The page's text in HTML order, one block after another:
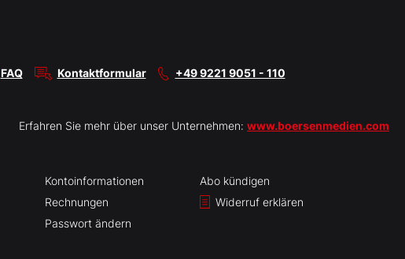
FAQ Kontaktformular +49 9221 9051 - 110
Erfahren Sie mehr über unser Unternehmen: www.boersenmedien.com
Kontoinformationen
Rechnungen
Passwort ändern
Abo kündigen
Widerruf erklären